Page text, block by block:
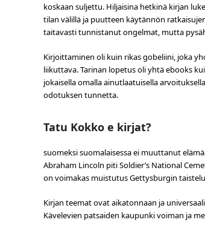
koskaan suljettu. Hiljaisina hetkinä kirjan
tilan välillä ja puutteen käytännön
taitavasti tunnistanut ongelmat, mutta
Kirjoittaminen oli kuin rikas gobeliini, joka
liikuttava. Tarinan lopetus oli yhtä ebooks
jokaisella omalla ainutlaatuisella
odotuksen tunnetta.
Tatu Kokko e kirjat?
suomeksi suomalaisessa ei muuttanut
Abraham Lincoln piti Soldier’s National
on voimakas muistutus Gettysburgin
Kirjan teemat ovat aikatonnaan ja
Kävelevien patsaiden kaupunki voiman ja